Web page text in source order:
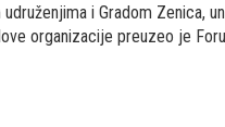
i Gradom Zenica,
organizacije preuzeo je